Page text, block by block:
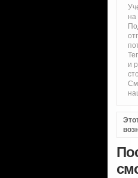
на
и